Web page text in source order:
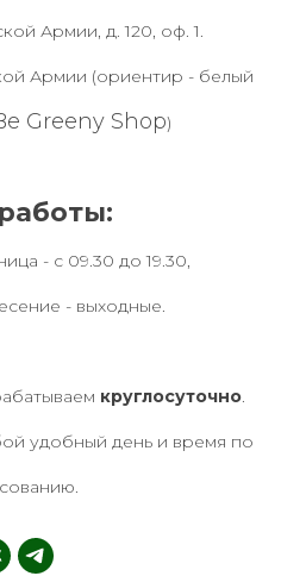
Армии, д. 120, оф. 1.
Армии (ориентир - белый
Greeny Shop)
- с 09.30 до 19.30,
- выходные.
круглосуточно.
удобный день и время по